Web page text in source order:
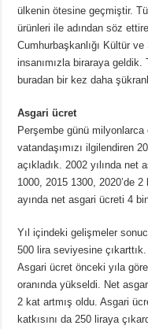
ülkenin ötesine geçmiştir.
ürünleri ile adından söz
Cumhurbaşkanlığı Kültür
insanımızla biraraya
buradan bir kez daha
Asgari ücret
Perşembe günü milyonlarca
vatandaşımızı ilgilendiren
açıkladık. 2002 yılında
1000, 2015 1300, 2020’de
ayında net asgari ücreti 4
Yıl içindeki gelişmeler
500 lira seviyesine
Asgari ücret önceki yıla
oranında yükseldi. Net
2 kat artmış oldu. Asgari
katkısını da 250 liraya